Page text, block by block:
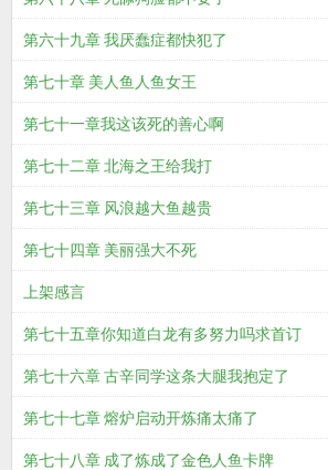
第六十九章 我厌蠢症都快犯了
第七十章 美人鱼人鱼女王
第七十一章我这该死的善心啊
第七十二章 北海之王给我打
第七十三章 风浪越大鱼越贵
第七十四章 美丽强大不死
上架感言
第七十五章你知道白龙有多努力吗求首订
第七十六章 古辛同学这条大腿我抱定了
第七十七章 熔炉启动开炼痛太痛了
第七十八章 成了炼成了金色人鱼卡牌